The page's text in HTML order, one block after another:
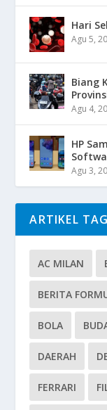
Hari
Agu 5,
Biang
Agu 4,
HP
Agu 3,
ARTIKEL TAG
AC MILAN
BERITA
BOLA
DAERAH
FERRARI